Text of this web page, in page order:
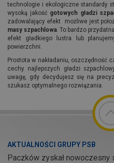
technologie i ekologiczne standardy
wysoką jakość gotowych gładzi
zadowalający efekt możliwe jest
masy szpachlowa. To bardzo
efekt gładkiego lustra lub
powierzchni.
Prostota w nakładaniu, oszczędność
cechy najlepszych gładzi
uwagę, gdy decydujesz się na
szukasz optymalnego rozwiązania.
AKTUALNOŚCI GRUPY PSB
Paczków zyskał nowoczesny